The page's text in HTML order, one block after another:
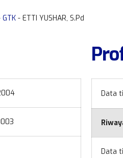
GTK - ETTI YUSHAR, S.Pd
Data
Data